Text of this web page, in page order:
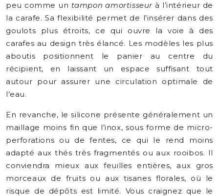
peu comme un tampon amortisseur à l’intérieur de
la carafe. Sa flexibilité permet de l’insérer dans des
goulots plus étroits, ce qui ouvre la voie à des
carafes au design très élancé. Les modèles les plus
aboutis positionnent le panier au centre du
récipient, en laissant un espace suffisant tout
autour pour assurer une circulation optimale de
l’eau.
En revanche, le silicone présente généralement un
maillage moins fin que l’inox, sous forme de micro-
perforations ou de fentes, ce qui le rend moins
adapté aux thés très fragmentés ou aux rooibos. Il
conviendra mieux aux feuilles entières, aux gros
morceaux de fruits ou aux tisanes florales, où le
risque de dépôts est limité. Vous craignez que le